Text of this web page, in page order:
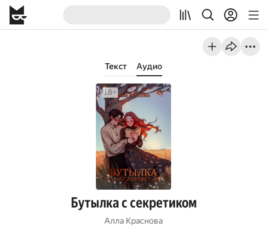
Текст Аудио
Бутылка с секретиком
Алла Краснова